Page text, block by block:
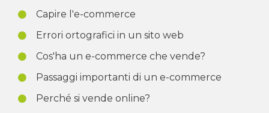
Capire l'e-commerce
Errori ortografici in un sito web
Cos'ha un e-commerce che vende?
Passaggi importanti di un e-commerce
Perché si vende online?